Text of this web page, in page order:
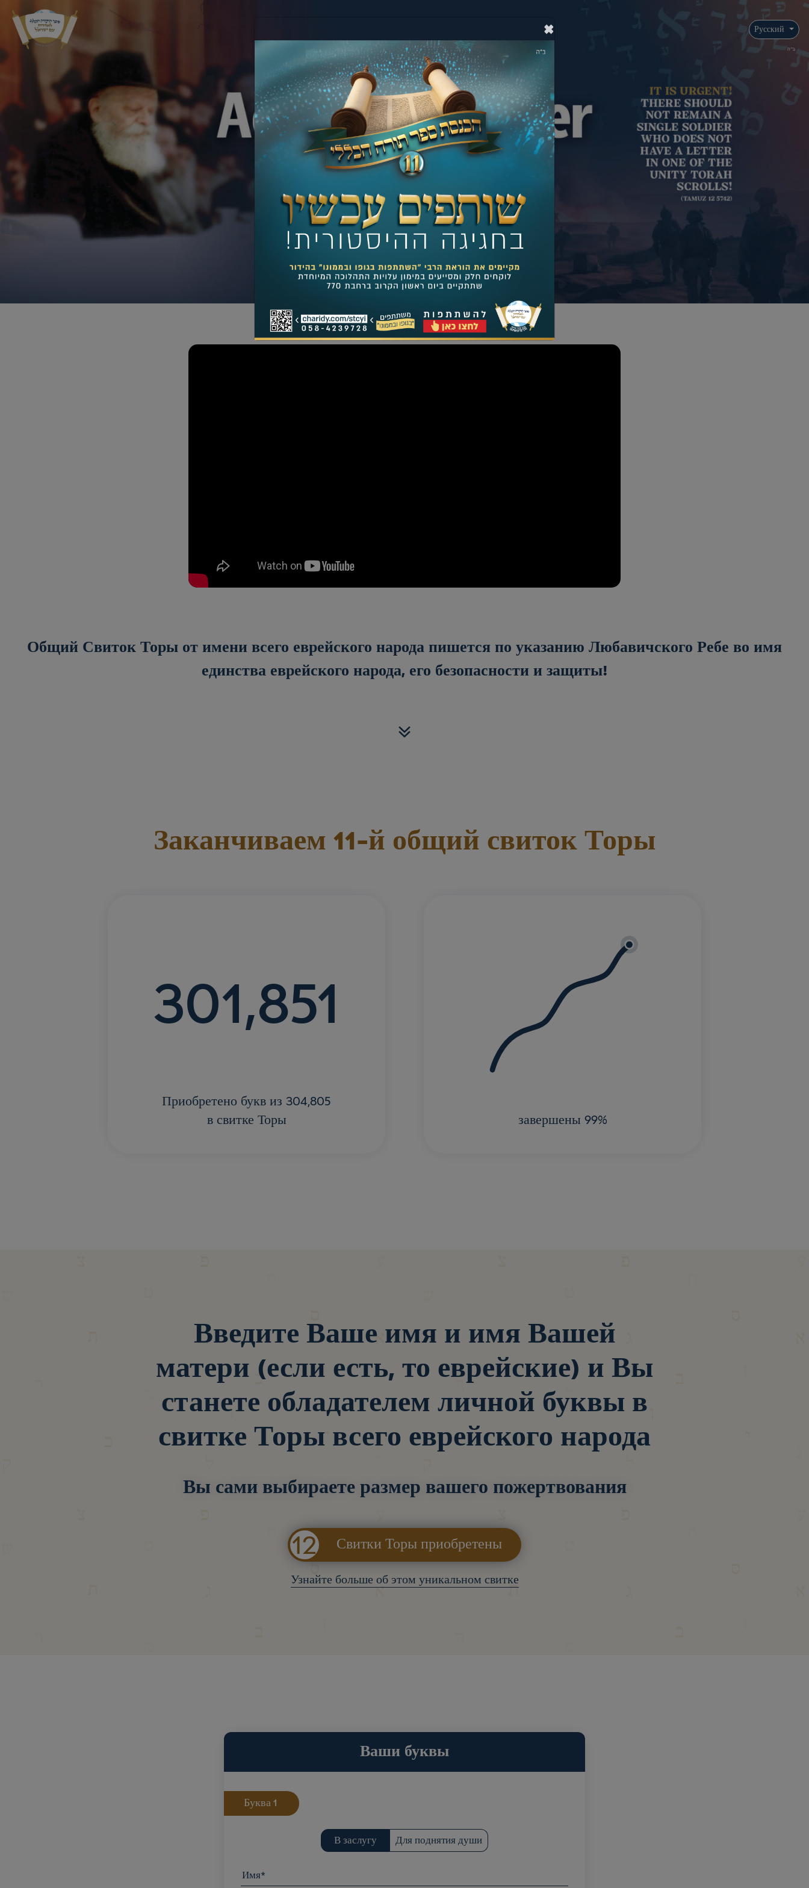
Русский
Для приобретения букв в свитке Торы
Общий Свиток Торы от имени всего еврейского народа пишется по указанию Любавичского Ребе во имя
единства еврейского народа, его безопасности и защиты!
Заканчиваем 11-й общий свиток Торы
301,851
Приобретено букв из 304,805
в свитке Торы
завершены 99%
Введите Ваше имя и имя Вашей
матери (если есть, то еврейские) и Вы
станете обладателем личной буквы в
свитке Торы всего еврейского народа
Вы сами выбираете размер вашего пожертвования
12 Свитки Торы приобретены
Узнайте больше об этом уникальном свитке
Ваши буквы
Буква
В заслугу Для поднятия души
Имя*
×